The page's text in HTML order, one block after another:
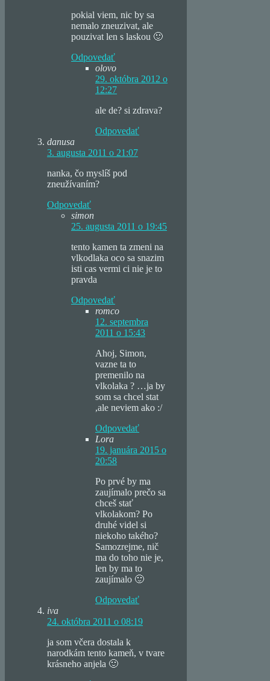
pokial viem, nic by sa
nemalo zneuzivat, ale
pouzivat len s laskou 🙂
Odpovedať
olovo
29. októbra 2012 o
12:27
ale de? si zdrava?
Odpovedať
danusa
3. augusta 2011 o 21:07
nanka, čo myslíš pod
zneužívaním?
Odpovedať
simon
25. augusta 2011 o 19:45
tento kamen ta zmeni na
vlkodlaka oco sa snazim
isti cas vermi ci nie je to
pravda
Odpovedať
romco
12. septembra
2011 o 15:43
Ahoj, Simon,
vazne ta to
premenilo na
vlkolaka ? …ja by
som sa chcel stat
,ale neviem ako :/
Odpovedať
Lora
19. januára 2015 o
20:58
Po prvé by ma
zaujímalo prečo sa
chceš stať
vlkolakom? Po
druhé videl si
niekoho takého?
Samozrejme, nič
ma do toho nie je,
len by ma to
zaujímalo 🙂
Odpovedať
iva
24. októbra 2011 o 08:19
ja som včera dostala k
narodkám tento kameň, v tvare
krásneho anjela 🙂